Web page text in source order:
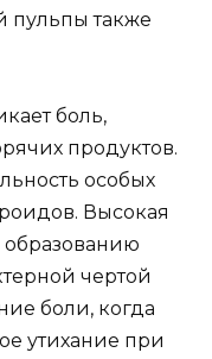
пульпы также
боль,
продуктов.
особых
Высокая
чертой
боли, когда
утихание при